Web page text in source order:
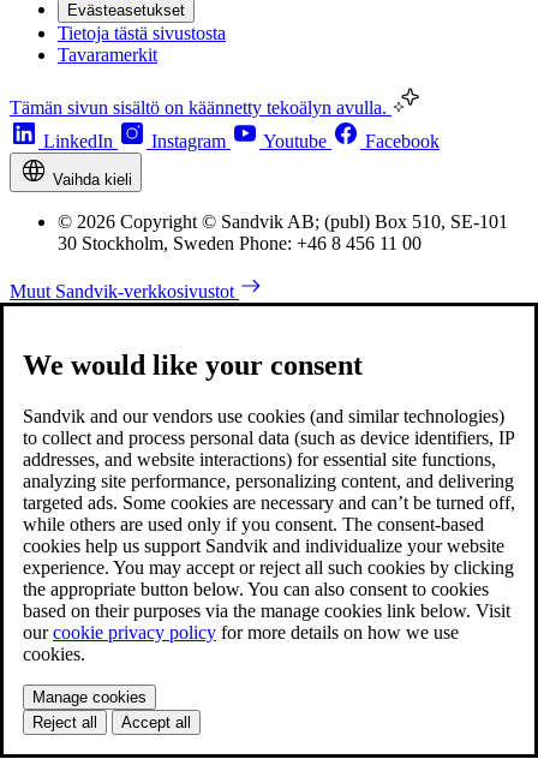
Evästeasetukset
Tietoja tästä sivustosta
Tavaramerkit
Tämän sivun sisältö on käännetty tekoälyn avulla.
LinkedIn
Instagram Youtube Facebook
Vaihda kieli
© 2026 Copyright © Sandvik AB; (publ) Box 510, SE-101
30 Stockholm, Sweden Phone: +46 8 456 11 00
Muut Sandvik-verkkosivustot
We would like your consent
Sandvik and our vendors use cookies (and similar technologies)
to collect and process personal data (such as device identifiers, IP
addresses, and website interactions) for essential site functions,
analyzing site performance, personalizing content, and delivering
targeted ads. Some cookies are necessary and can’t be turned off,
while others are used only if you consent. The consent-based
cookies help us support Sandvik and individualize your website
experience. You may accept or reject all such cookies by clicking
the appropriate button below. You can also consent to cookies
based on their purposes via the manage cookies link below. Visit
ourcookie privacy policy for more details on how we use
cookies.
Manage cookies
Reject all
Accept all